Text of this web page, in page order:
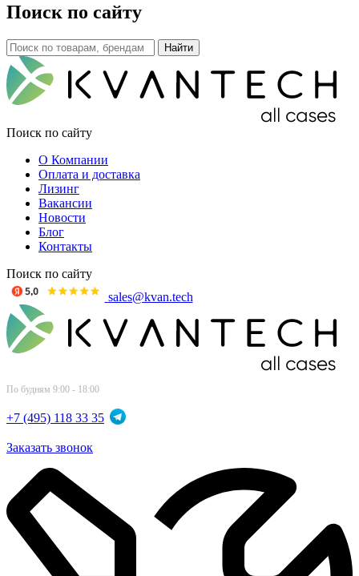
Поиск по сайту
Поиск по сайту
О Компании
Оплата и доставка
Лизинг
Вакансии
Новости
Блог
Контакты
Поиск по сайту
sales@kvan.tech
По будням 9:00 - 18:00
+7 (495) 118 33 35
Заказать звонок